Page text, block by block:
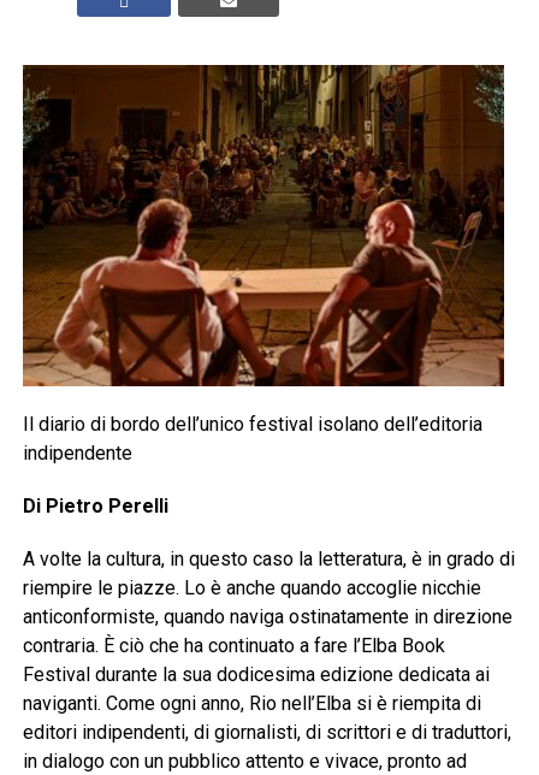
Il diario di bordo dell’unico festival isolano dell’editoria
indipendente
Di Pietro Perelli
A volte la cultura, in questo caso la letteratura, è in grado di
riempire le piazze. Lo è anche quando accoglie nicchie
anticonformiste, quando naviga ostinatamente in direzione
contraria. È ciò che ha continuato a fare l’Elba Book
Festival durante la sua dodicesima edizione dedicata ai
naviganti. Come ogni anno, Rio nell’Elba si è riempita di
editori indipendenti, di giornalisti, di scrittori e di traduttori,
in dialogo con un pubblico attento e vivace, pronto ad